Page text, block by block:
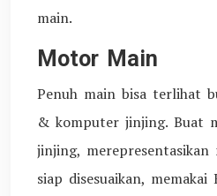
main.
Motor Main
Penuh main bisa terlihat
& komputer jinjing. Buat
jinjing,
siap disesuaikan,